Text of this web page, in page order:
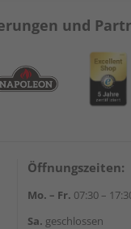
und
Öffnungszeiten:
Mo. – Fr. 07:30 –
Sa. geschlossen